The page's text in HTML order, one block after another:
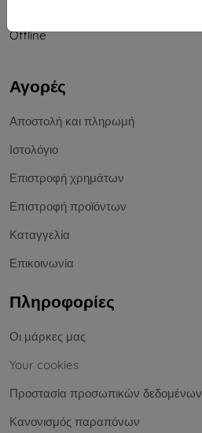
Offline
Αγορές
Αποστολή και πληρωμή
Ιστολόγιο
Επιστροφή χρημάτων
Επιστροφή προϊόντων
Καταγγελία
Επικοινωνία
Πληροφορίες
Οι μάρκες μας
Your cookies
Προστασία προσωπικών δεδομένων
Κανονισμός παραπόνων